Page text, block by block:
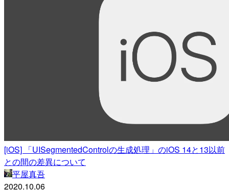
[iOS] 「UISegmentedControlの生成処理」のiOS 14と13以前
との間の差異について
平屋真吾
2020.10.06